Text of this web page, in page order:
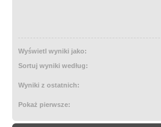
Wyświetl wyniki jako:
Sortuj wyniki według:
Wyniki z ostatnich:
Pokaż pierwsze: